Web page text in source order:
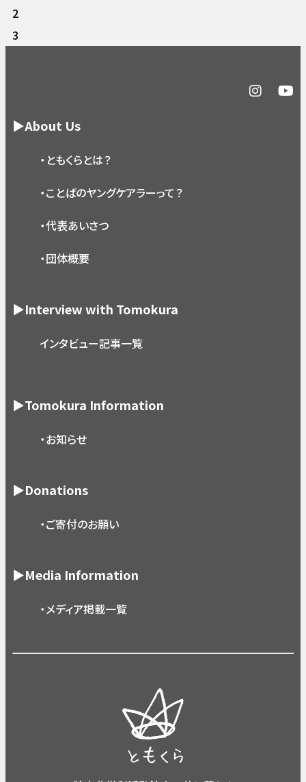
2
3
▶About Us
・ともくらとは？
・ことばのヤングケアラーって？
・代表あいさつ
・団体概要
▶Interview with Tomokura
インタビュー記事一覧
▶Tomokura Information
・お知らせ
▶Donations
・ご寄付のお願い
▶Media Information
・メディア掲載一覧